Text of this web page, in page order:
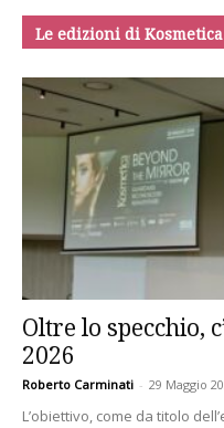
Le edizioni di
Oltre lo specchio,
2026
Roberto Carminati - 29 Maggio
L’obiettivo, come da titolo